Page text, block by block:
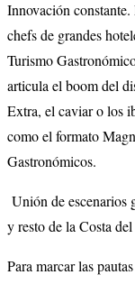
Innovación
chefs de grandes
Turismo
articula el boom del
Extra, el caviar o los
como el formato
Gastronómicos.
Unión de escenarios
y resto de la Costa
Para marcar las